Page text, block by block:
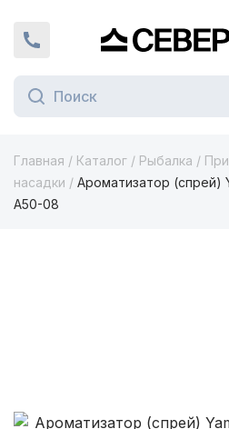
+7 (924) 924-16-46Вернуться на
Главная / Каталог / Рыбалка /
насадки / Ароматизатор (спрей)
A50-08